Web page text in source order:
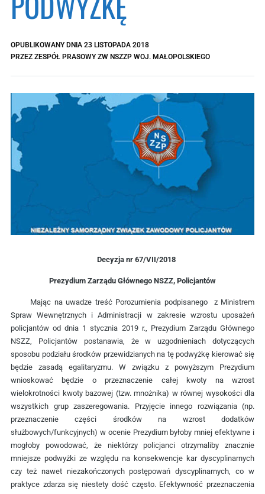
OPUBLIKOWANY DNIA 23 LISTOPADA 2018
PRZEZ ZESPÓŁ PRASOWY ZW NSZZP WOJ. MAŁOPOLSKIEGO
Decyzja nr 67/VII/2018
Prezydium Zarządu Głównego NSZZ, Policjantów
Mając na uwadze treść Porozumienia podpisanego z Ministrem
Spraw Wewnętrznych i Administracji w zakresie wzrostu uposażeń
policjantów od dnia 1 stycznia 2019 r., Prezydium Zarządu Głównego
NSZZ, Policjantów postanawia, że w uzgodnieniach dotyczących
sposobu podziału środków przewidzianych na tę podwyżkę kierować się
będzie zasadą egalitaryzmu. W związku z powyższym Prezydium
wnioskować będzie o przeznaczenie całej kwoty na wzrost
wielokrotności kwoty bazowej (tzw. mnożnika) w równej wysokości dla
wszystkich grup zaszeregowania. Przyjęcie innego rozwiązania (np.
przeznaczenie części środków na wzrost dodatków
służbowych/funkcyjnych) w ocenie Prezydium byłoby mniej efektywne i
mogłoby powodować, że niektórzy policjanci otrzymaliby znacznie
mniejsze podwyżki ze względu na konsekwencje kar dyscyplinarnych
czy też nawet niezakończonych postępowań dyscyplinarnych, co w
praktyce zdarza się niestety dość często. Efektywność przeznaczenia